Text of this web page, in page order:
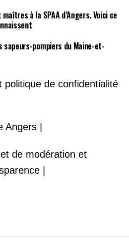
à la SPAA d’Angers. Voici ce
pompiers du Maine-et-
politique de confidentialité
Angers |
de modération et
|